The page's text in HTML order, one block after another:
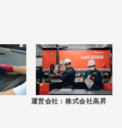
運営会社 : 株式会社高昇